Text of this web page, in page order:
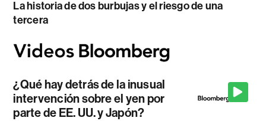
La historia de dos burbujas y el riesgo de una
tercera
¿Qué hay detrás de la inusual
intervención sobre el yen por
parte de EE. UU. y Japón?